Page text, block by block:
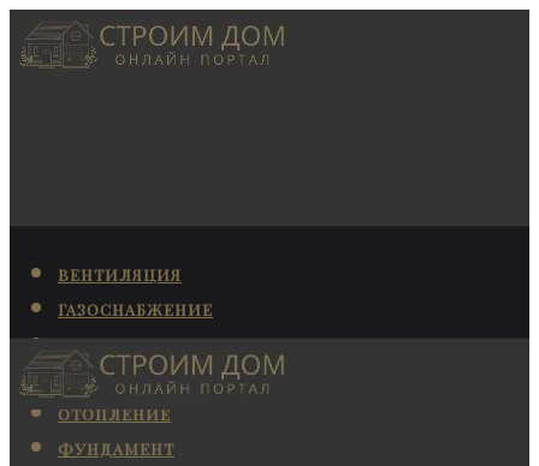
ВЕНТИЛЯЦИЯ
ГАЗОСНАБЖЕНИЕ
КАНАЛИЗАЦИЯ
КОНДИЦИОНИРОВАНИЕ
ОТОПЛЕНИЕ
ФУНДАМЕНТ